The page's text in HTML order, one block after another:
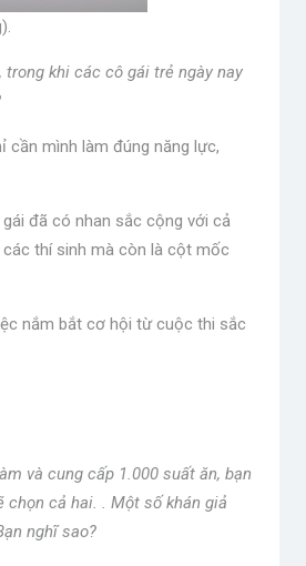
khi các cô gái trẻ ngày nay
cần mình làm đúng năng lực,
đã có nhan sắc cộng với cả
thí sinh mà còn là cột mốc
nắm bắt cơ hội từ cuộc thi sắc
và cung cấp 1.000 suất ăn, bạn
chọn cả hai. . Một số khán giả
nghĩ sao?